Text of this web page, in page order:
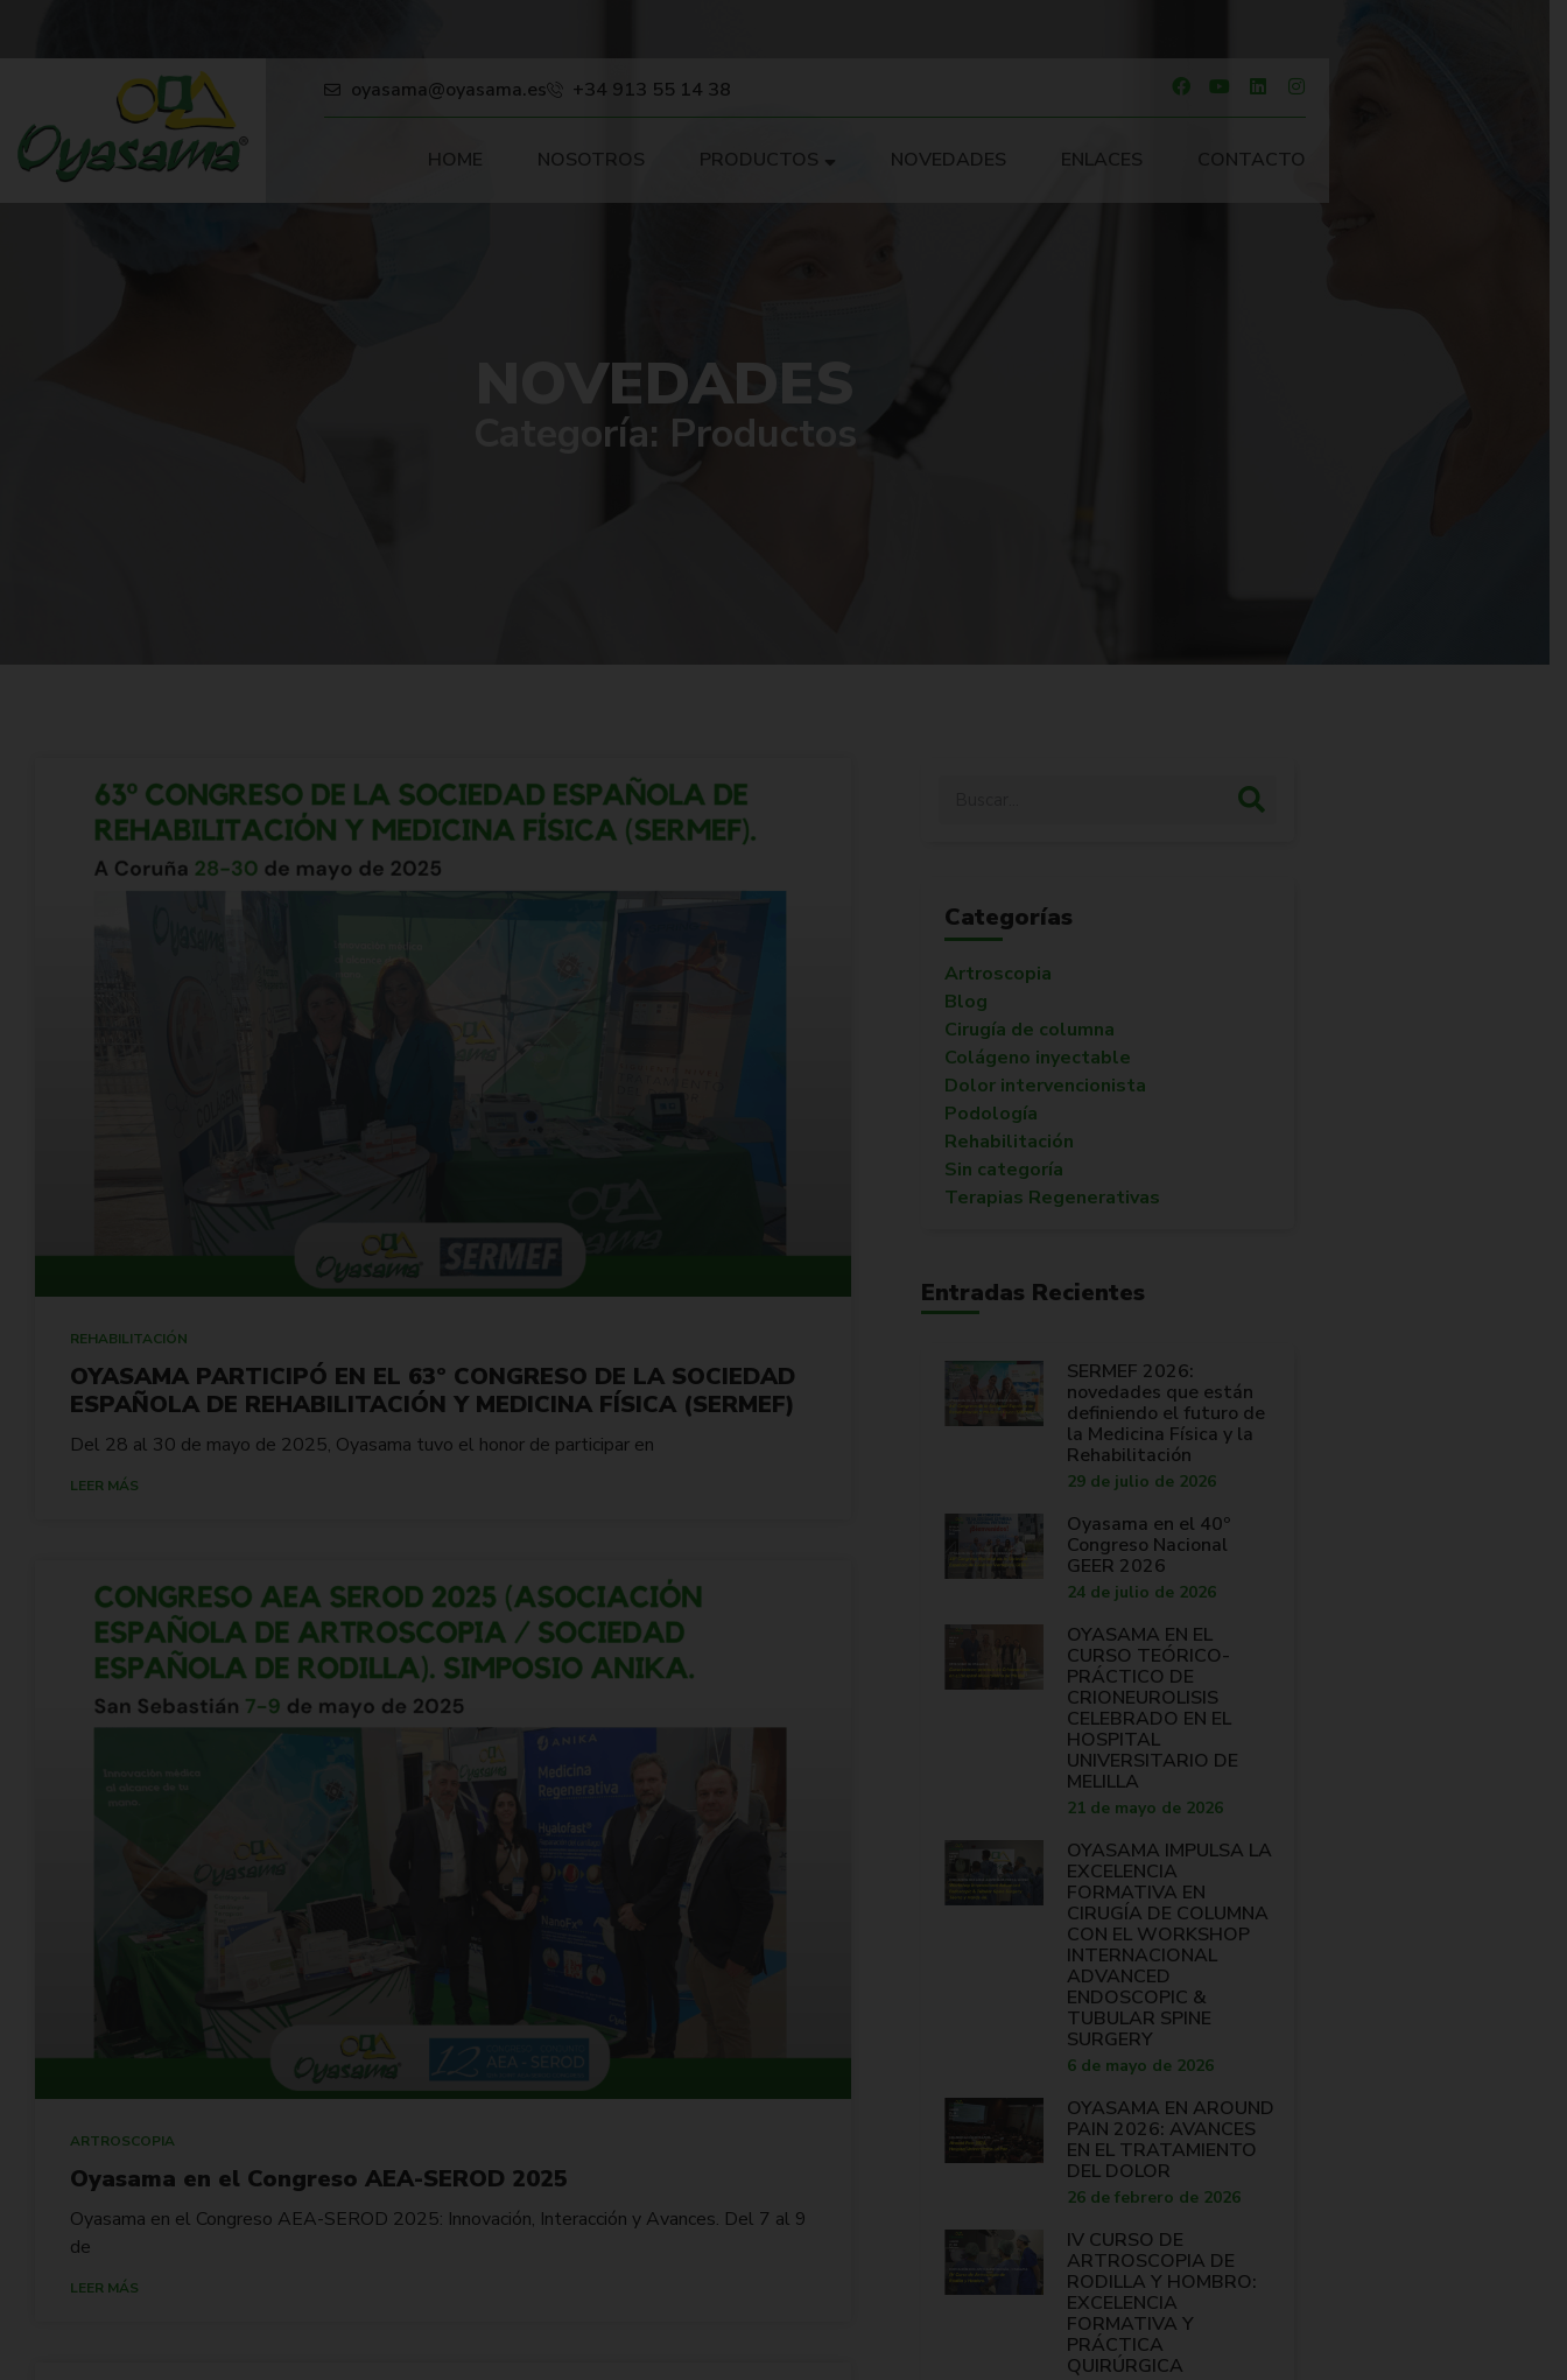
oyasama@oyasama.es +34 913 55 14 38
HOME NOSOTROS PRODUCTOS NOVEDADES ENLACES CONTACTO
NOVEDADES
Categoría: Productos
REHABILITACIÓN
OYASAMA PARTICIPÓ EN EL 63º CONGRESO DE LA SOCIEDAD
ESPAÑOLA DE REHABILITACIÓN Y MEDICINA FÍSICA (SERMEF)
Del 28 al 30 de mayo de 2025, Oyasama tuvo el honor de participar en
LEER MÁS
ARTROSCOPIA
Oyasama en el Congreso AEA-SEROD 2025
Oyasama en el Congreso AEA-SEROD 2025: Innovación, Interacción y Avances. Del 7 al 9
de
LEER MÁS
Categorías
Artroscopia
Blog
Cirugía de columna
Colágeno inyectable
Dolor intervencionista
Podología
Rehabilitación
Sin categoría
Terapias Regenerativas
Entradas Recientes
SERMEF 2026:
novedades que están
definiendo el futuro de
la Medicina Física y la
Rehabilitación
29 de julio de 2026
Oyasama en el 40º
Congreso Nacional
GEER 2026
24 de julio de 2026
OYASAMA EN EL
CURSO TEÓRICO-
PRÁCTICO DE
CRIONEUROLISIS
CELEBRADO EN EL
HOSPITAL
UNIVERSITARIO DE
MELILLA
21 de mayo de 2026
OYASAMA IMPULSA LA
EXCELENCIA
FORMATIVA EN
CIRUGÍA DE COLUMNA
CON EL WORKSHOP
INTERNACIONAL
ADVANCED
ENDOSCOPIC &
TUBULAR SPINE
SURGERY
6 de mayo de 2026
OYASAMA EN AROUND
PAIN 2026: AVANCES
EN EL TRATAMIENTO
DEL DOLOR
26 de febrero de 2026
IV CURSO DE
ARTROSCOPIA DE
RODILLA Y HOMBRO:
EXCELENCIA
FORMATIVA Y
PRÁCTICA
QUIRÚRGICA